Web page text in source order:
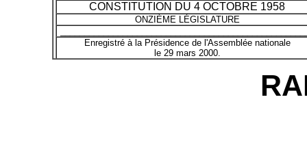
CONSTITUTION DU 4 OCTOBRE 1958
ONZIÈME LÉGISLATURE
Enregistré à la Présidence de l'Assemblée nationale
le 29 mars 2000.